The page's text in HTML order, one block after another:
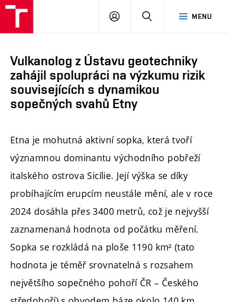
Brno
MENU
PŘIHLÁSIT
Vulkanolog z Ústavu geotechniky
zahájil spolupráci na výzkumu rizik
souvisejících s dynamikou
sopečných svahů Etny
Etna je mohutná aktivní sopka, která tvoří
významnou dominantu východního pobřeží
italského ostrova Sicílie. Její výška se díky
probíhajícím erupcím neustále mění, ale v roce
2024 dosáhla přes 3400 metrů, což je nejvyšší
zaznamenaná hodnota od počátku měření.
Sopka se rozkládá na ploše 1190 km² (tato
hodnota je téměř srovnatelná s rozsahem
největšího sopečného pohoří ČR – Českého